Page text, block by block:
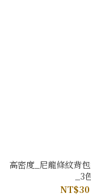
高密度_尼龍條紋背
_3